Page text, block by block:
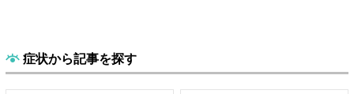
症状から記事を探す